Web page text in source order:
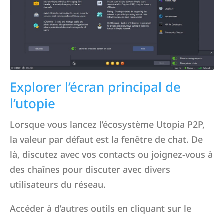
Explorer l’écran principal de
l’utopie
Lorsque vous lancez l’écosystème Utopia P2P,
la valeur par défaut est la fenêtre de chat. De
là, discutez avec vos contacts ou joignez-vous à
des chaînes pour discuter avec divers
utilisateurs du réseau.
Accéder à d’autres outils en cliquant sur le